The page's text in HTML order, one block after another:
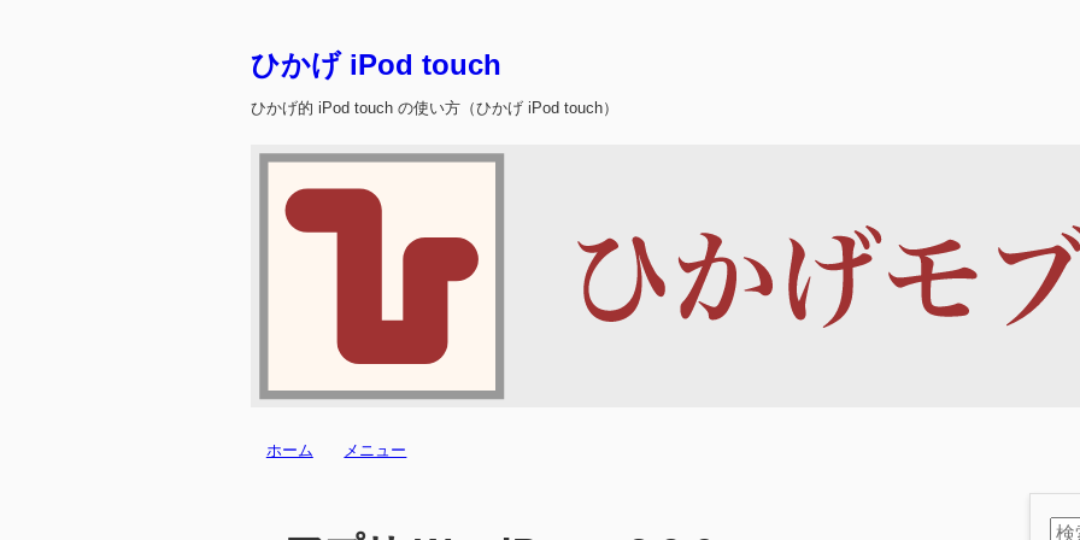
ひかげ iPod touch
ひかげ的 iPod touch の使い方（ひかげ iPod touch）
ホーム メニュー